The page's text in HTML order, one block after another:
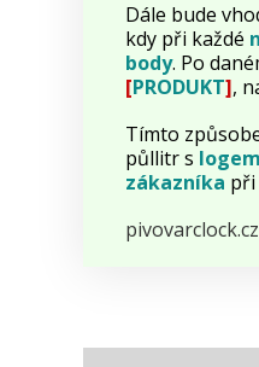
Dále bude
kdy při každé
body. Po
[PRODUKT],
Tímto
půllitr s logem
zákazníka při
pivovarclock.cz